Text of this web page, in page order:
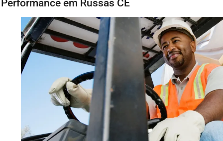
Performance em Russas CE